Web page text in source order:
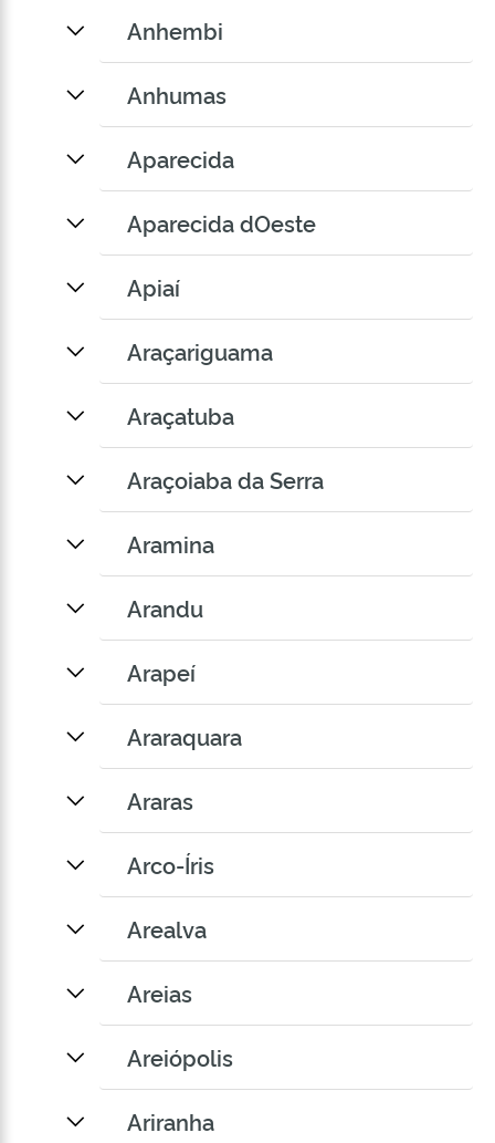
Anhembi
Anhumas
Aparecida
Aparecida dOeste
Apiaí
Araçariguama
Araçatuba
Araçoiaba da Serra
Aramina
Arandu
Arapeí
Araraquara
Araras
Arco-Íris
Arealva
Areias
Areiópolis
Ariranha